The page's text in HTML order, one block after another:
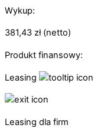
Wykup:
381,43 zł(netto)
Produkt finansowy:
Leasing
Leasing dla firm